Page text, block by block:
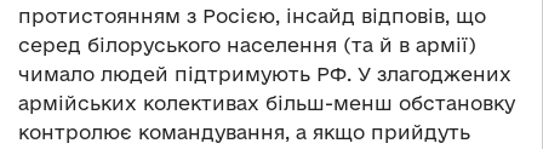
протистоянням з Росією, інсайд відповів, що
серед білоруського населення (та й в армії)
чимало людей підтримують РФ. У злагоджених
армійських колективах більш-менш обстановку
контролює командування, а якщо прийдуть